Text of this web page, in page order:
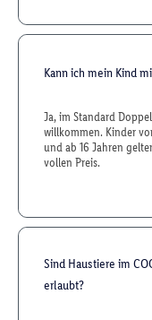
Kann ich mein Kind
Ja, im Standard
willkommen. Kinder
und ab 16 Jahren
vollen Preis.
Sind Haustiere im
erlaubt?